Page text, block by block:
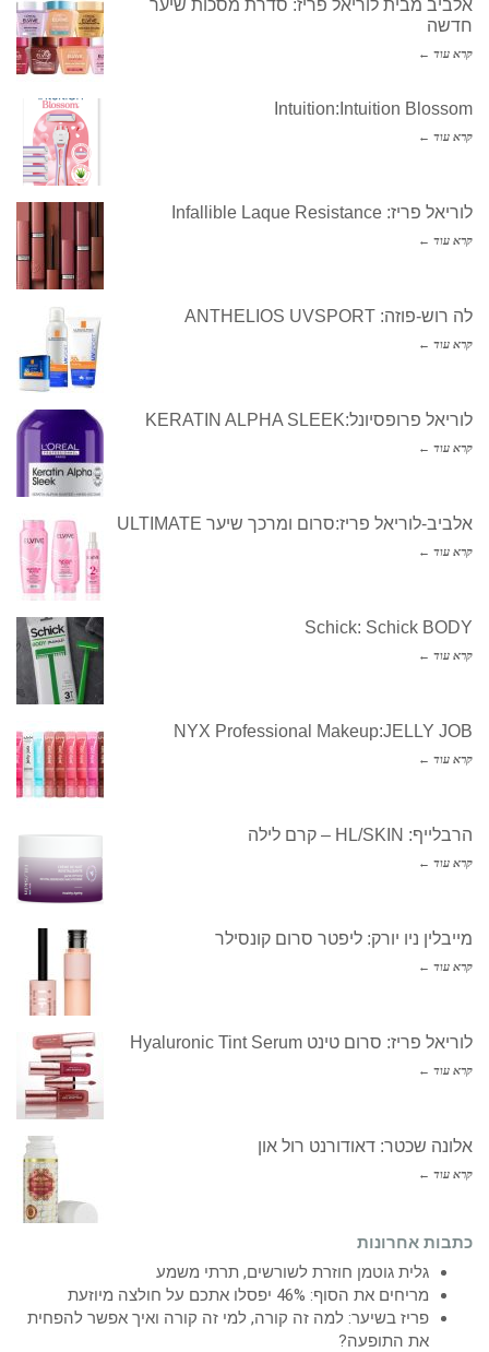
אלביב מבית לוריאל פריז: סדרת מסכות שיער
חדשה
קרא עוד ←
Intuition:Intuition Blossom
קרא עוד ←
לוריאל פריז: Infallible Laque Resistance
קרא עוד ←
לה רוש-פוזה: ANTHELIOS UVSPORT
קרא עוד ←
לוריאל פרופסיונל:KERATIN ALPHA SLEEK
קרא עוד ←
אלביב-לוריאל פריז:סרום ומרכך שיער ULTIMATE
קרא עוד ←
Schick: Schick BODY
קרא עוד ←
NYX Professional Makeup:JELLY JOB
קרא עוד ←
הרבלייף: HL/SKIN – קרם לילה
קרא עוד ←
מייבלין ניו יורק: ליפטר סרום קונסילר
קרא עוד ←
לוריאל פריז: סרום טינט Hyaluronic Tint Serum
קרא עוד ←
אלונה שכטר: דאודורנט רול און
קרא עוד ←
כתבות אחרונות
גלית גוטמן חוזרת לשורשים, תרתי משמע
מריחים את הסוף: 46% יפסלו אתכם על חולצה מיוזעת
פריז בשיער: למה זה קורה, למי זה קורה ואיך אפשר להפחית
את התופעה?